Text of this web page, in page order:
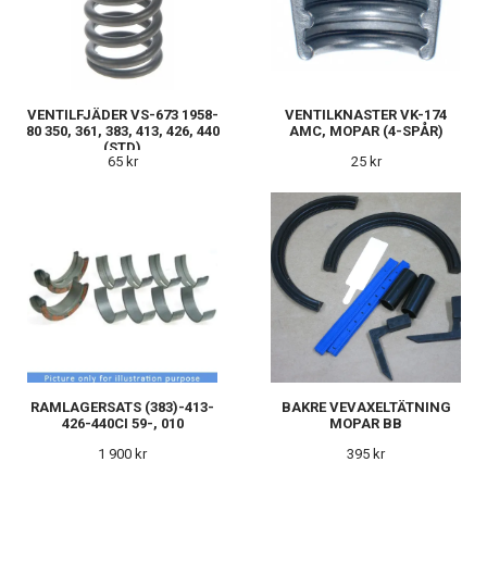
VENTILFJÄDER VS-673 1958-
80 350, 361, 383, 413, 426, 440
(STD)
65 kr
VENTILKNASTER VK-174
AMC, MOPAR (4-SPÅR)
25 kr
RAMLAGERSATS (383)-413-
426-440CI 59-, 010
1 900 kr
BAKRE VEVAXELTÄTNING
MOPAR BB
395 kr